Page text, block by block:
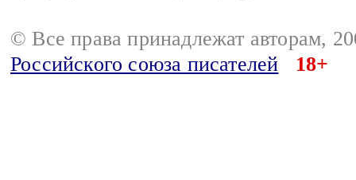
© Все права принадлежат авторам,
Российского союза писателей
18+